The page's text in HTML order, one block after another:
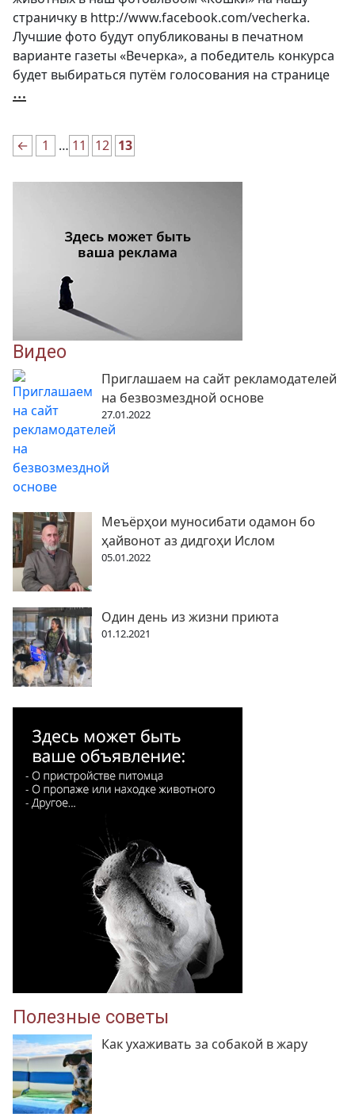
страничку в http://www.facebook.com/vecherka.
Лучшие фото будут опубликованы в печатном
варианте газеты «Вечерка», а победитель конкурса
будет выбираться путём голосования на странице
…«Жизнь
кошачья»
← 1 … 11 12 13
Видео
Приглашаем на сайт рекламодателей
на безвозмездной основе
27.01.2022
Меъёрҳои муносибати одамон бо
ҳайвонот аз дидгоҳи Ислом
05.01.2022
Один день из жизни приюта
01.12.2021
Полезные советы
Как ухаживать за собакой в жару